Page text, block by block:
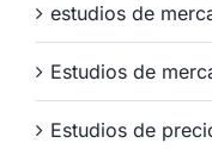
estudios de
Estudios de
Estudios de